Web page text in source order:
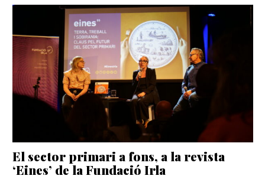
El sector primari a fons, a la revista
‘Eines’ de la Fundació Irla